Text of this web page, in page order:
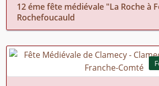
12 éme fête médiévale "La Roche à
Rochefoucauld